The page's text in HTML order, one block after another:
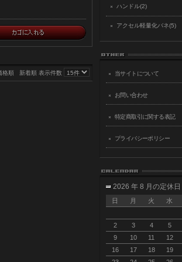
格順 新着順 表示件数
ハンドル(2)
アクセル軽量化バネ(5)
当サイトについて
お問い合わせ
特定商取引に関する表記
プライバシーポリシー
2026 年 8 月の定休日
日 月 火 水
2
3 4 5
9
10 11 12
16
17 18 19